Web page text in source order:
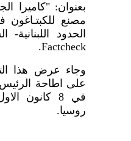
بعنوان: "كاميرا
مصنع للكبتـاغون
الحدود
Factcheck
.
وجاء عرض هذا
على اطاحة
روسيا.